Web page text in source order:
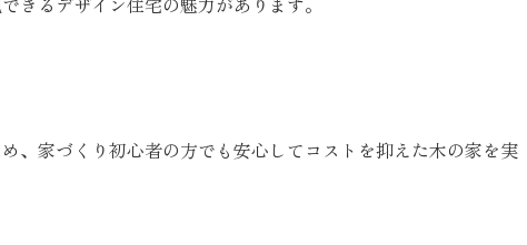
、家づくり初心者の方でも安心してコストを抑えた木の家を実